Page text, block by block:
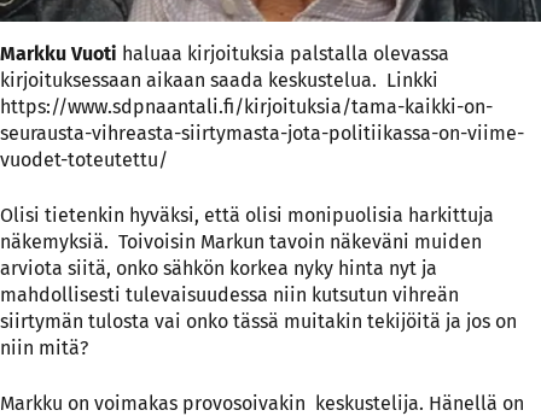
Markku Vuoti haluaa kirjoituksia palstalla olevassa
kirjoituksessaan aikaan saada keskustelua. Linkki
https://www.sdpnaantali.fi/kirjoituksia/tama-kaikki-on-
seurausta-vihreasta-siirtymasta-jota-politiikassa-on-viime-
vuodet-toteutettu/
Olisi tietenkin hyväksi, että olisi monipuolisia harkittuja
näkemyksiä. Toivoisin Markun tavoin näkeväni muiden
arviota siitä, onko sähkön korkea nyky hinta nyt ja
mahdollisesti tulevaisuudessa niin kutsutun vihreän
siirtymän tulosta vai onko tässä muitakin tekijöitä ja jos on
niin mitä?
Markku on voimakas provosoivakin keskustelija. Hänellä on